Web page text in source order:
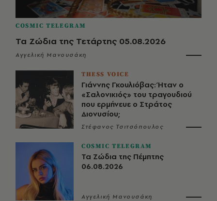
COSMIC TELEGRAM
Τα Ζώδια της Τετάρτης 05.08.2026
Αγγελική Μανουσάκη
THESS VOICE
Γιάννης Γκουλιόβας: Ήταν ο
«Σαλονικιός» του τραγουδιού
που ερμήνευε ο Στράτος
Διονυσίου;
Στέφανος Τσιτσόπουλος
COSMIC TELEGRAM
Τα Ζώδια της Πέμπτης
06.08.2026
Αγγελική Μανουσάκη